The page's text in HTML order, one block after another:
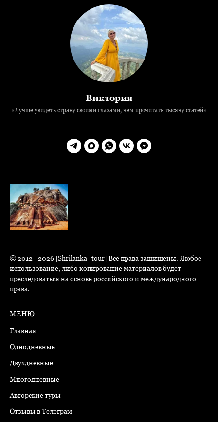
Виктория
«Лучше увидеть страну своими глазами, чем прочитать тысячу статей»
© 2012 - 2026 |Shrilanka_tour| Все права защищены. Любое
использование, либо копированиематериаловбудет
преследоваться на основе российского и международного
права.
МЕНЮ
Главная
Однодневные
Двухдневные
Многодневные
Авторские туры
Отзывыв Телеграм